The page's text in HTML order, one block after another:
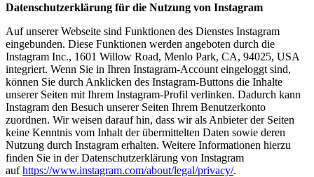
Datenschutzerklärung für die Nutzung von Instagram
Auf unserer Webseite sind Funktionen des Dienstes Instagram
eingebunden. Diese Funktionen werden angeboten durch die
Instagram Inc., 1601 Willow Road, Menlo Park, CA, 94025, USA
integriert. Wenn Sie in Ihren Instagram-Account eingeloggt sind,
können Sie durch Anklicken des Instagram-Buttons die Inhalte
unserer Seiten mit Ihrem Instagram-Profil verlinken. Dadurch kann
Instagram den Besuch unserer Seiten Ihrem Benutzerkonto
zuordnen. Wir weisen darauf hin, dass wir als Anbieter der Seiten
keine Kenntnis vom Inhalt der übermittelten Daten sowie deren
Nutzung durch Instagram erhalten. Weitere Informationen hierzu
finden Sie in der Datenschutzerklärung von Instagram
aufhttps://www.instagram.com/about/legal/privacy/.